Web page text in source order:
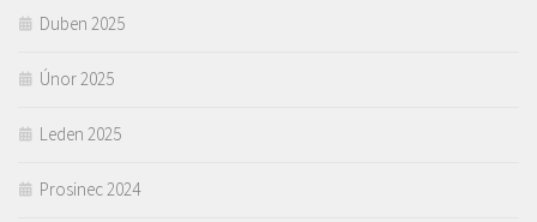
Duben 2025
Únor 2025
Leden 2025
Prosinec 2024